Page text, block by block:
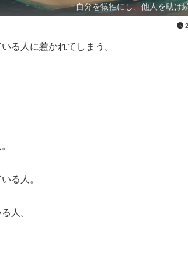
自分を犠牲にし、他人を助け
る人に惹かれてしまう。
る人。
人。